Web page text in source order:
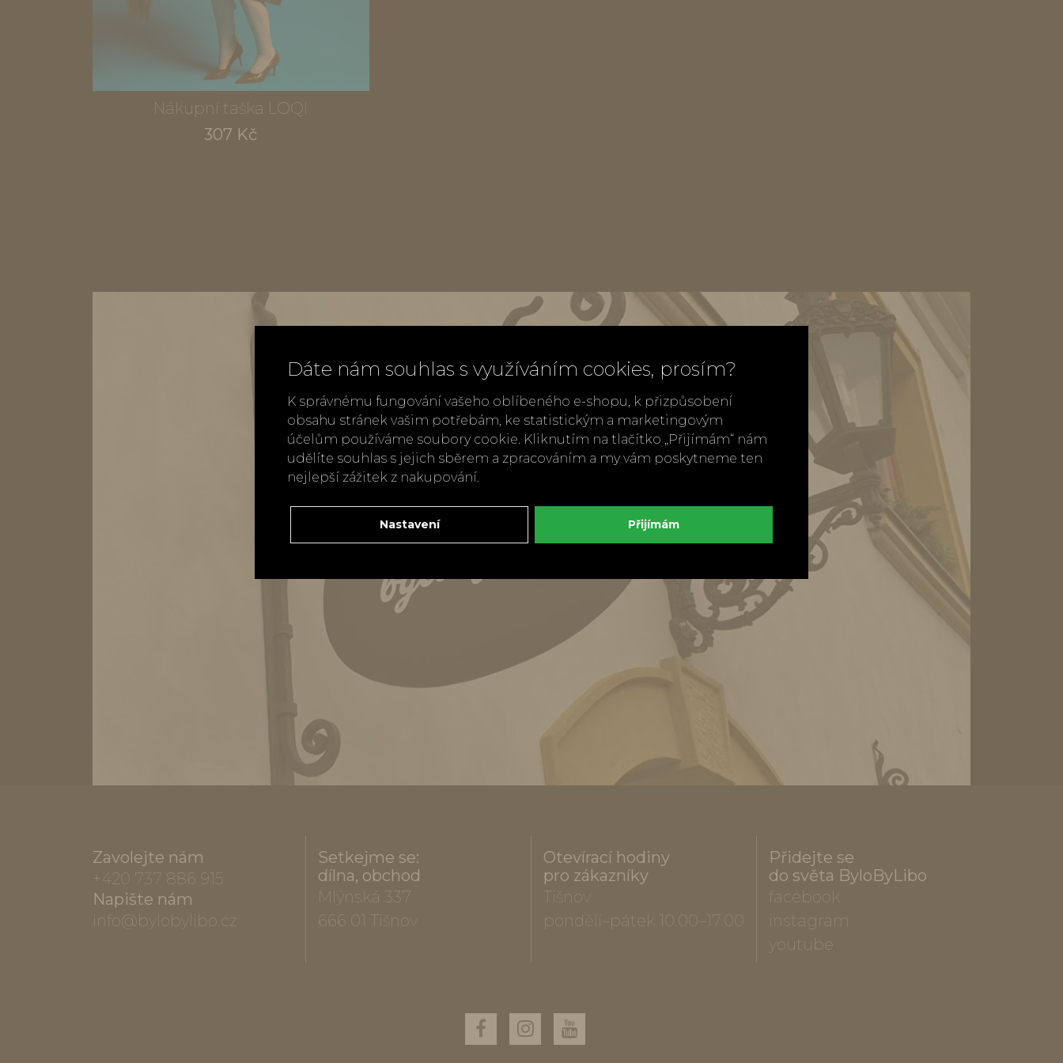
Nákupní taška LOQI
307 Kč
Zavolejte nám
+420 737 886 915
Napište nám
info@bylobylibo.cz
Setkejme se:
dílna, obchod
Mlýnská 337
666 01 Tišnov
Otevírací hodiny
pro zákazníky
Tišnov
pondělí–pátek 10.00–17.00
Přidejte se
do světa ByloByLibo
facebook
instagram
youtube
Dáte nám souhlas s využíváním cookies, prosím?
K správnému fungování vašeho oblíbeného e-shopu, k přizpůsobení
obsahu stránek vašim potřebám, ke statistickým a marketingovým
účelům používáme soubory cookie. Kliknutím na tlačítko „Přijímám“ nám
udělíte souhlas s jejich sběrem a zpracováním a my vám poskytneme ten
nejlepší zážitek z nakupování.
Nastavení Přijímám